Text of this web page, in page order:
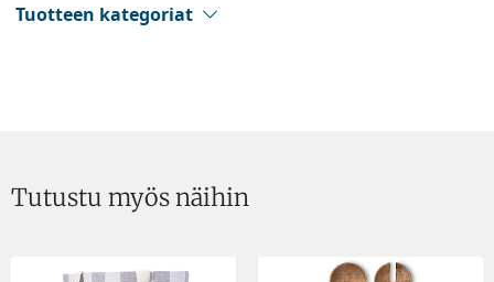
Tuotteen kategoriat
Tutustu myös näihin